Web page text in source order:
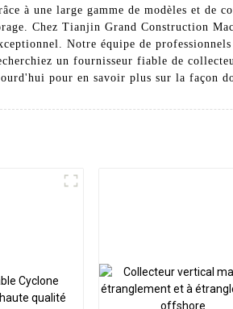
à une large gamme de modèles et de
Chez Tianjin Grand Construction
Notre équipe de
un fournisseur fiable de
pour en savoir plus sur la façon